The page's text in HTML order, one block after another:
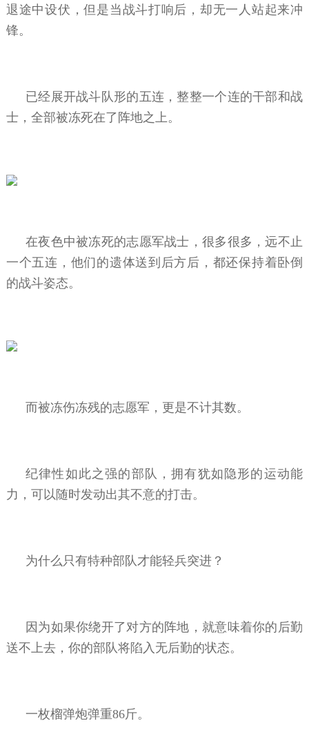
退途中设伏，但是当战斗打响后，却无一人站起来冲
锋。
已经展开战斗队形的五连，整整一个连的干部和战
士，全部被冻死在了阵地之上。
在夜色中被冻死的志愿军战士，很多很多，远不止
一个五连，他们的遗体送到后方后，都还保持着卧倒
的战斗姿态。
而被冻伤冻残的志愿军，更是不计其数。
纪律性如此之强的部队，拥有犹如隐形的运动能
力，可以随时发动出其不意的打击。
为什么只有特种部队才能轻兵突进？
因为如果你绕开了对方的阵地，就意味着你的后勤
送不上去，你的部队将陷入无后勤的状态。
一枚榴弹炮弹重86斤。